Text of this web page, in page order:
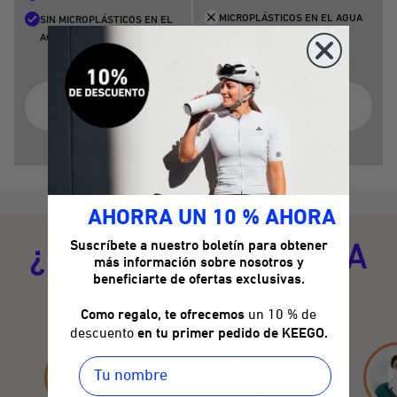
SIN MICROPLÁSTICOS EN EL
AGUA
MICROPLÁSTICOS EN EL AGUA
El problema de las botellas de plástico
¿QUÉ CARACTERIZA A
KEEGO?
AHORRA UN 10 % AHORA
Suscríbete a nuestro boletín para obtener
más información sobre nosotros y
beneficiarte de ofertas exclusivas.
Como regalo, te ofrecemos un 10 % de
descuentoen tu primer pedido de KEEGO.